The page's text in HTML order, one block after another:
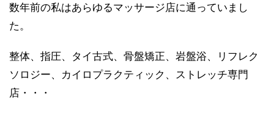
数年前の私はあらゆるマッサージ店に通っていまし
た。
整体、指圧、タイ古式、骨盤矯正、岩盤浴、リフレク
ソロジー、カイロプラクティック、ストレッチ専門
店・・・